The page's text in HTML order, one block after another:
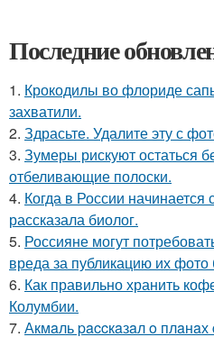
Последние
1. Крокодилы во флориде
захватили.
2. Здрасьте. Удалите эту с
3. Зумеры рискуют остаться
отбеливающие полоски.
4. Когда в России начинается
рассказала биолог.
5. Россияне могут
вреда за публикацию их фото
6. Как правильно хранить
Колумбии.
7. Акмaль paccкaзaл o